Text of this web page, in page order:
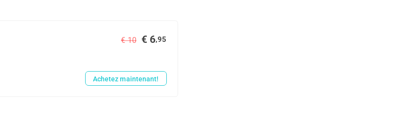
€ 10 € 6,95
Achetez maintenant!